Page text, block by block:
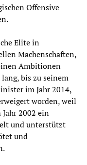
Offensive
Elite in
Machenschaften,
Ambitionen
bis zu seinem
im Jahr 2014,
worden, weil
2002 ein
und unterstützt
und